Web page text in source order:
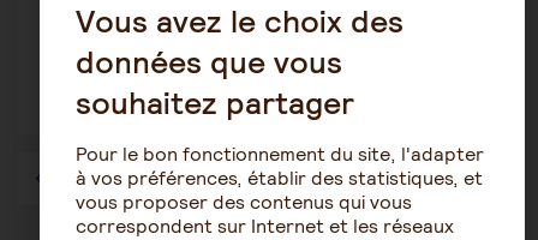
1543
1 … 48 49 50 51 52 53 54 … 57
Vous avez le choix des
données que vous
souhaitez partager
Pour le bon fonctionnement du site, l'adapter
à vos préférences, établir des statistiques, et
vous proposer des contenus qui vous
correspondent sur Internet et les réseaux